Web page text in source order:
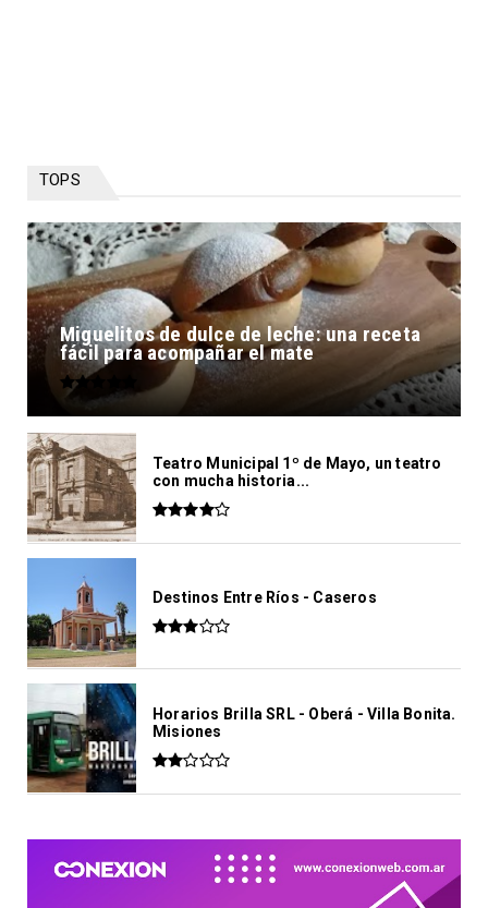
TOPS
Miguelitos de dulce de leche: una receta
fácil para acompañar el mate
Teatro Municipal 1º de Mayo, un teatro
con mucha historia...
Destinos Entre Ríos - Caseros
Horarios Brilla SRL - Oberá - Villa Bonita.
Misiones